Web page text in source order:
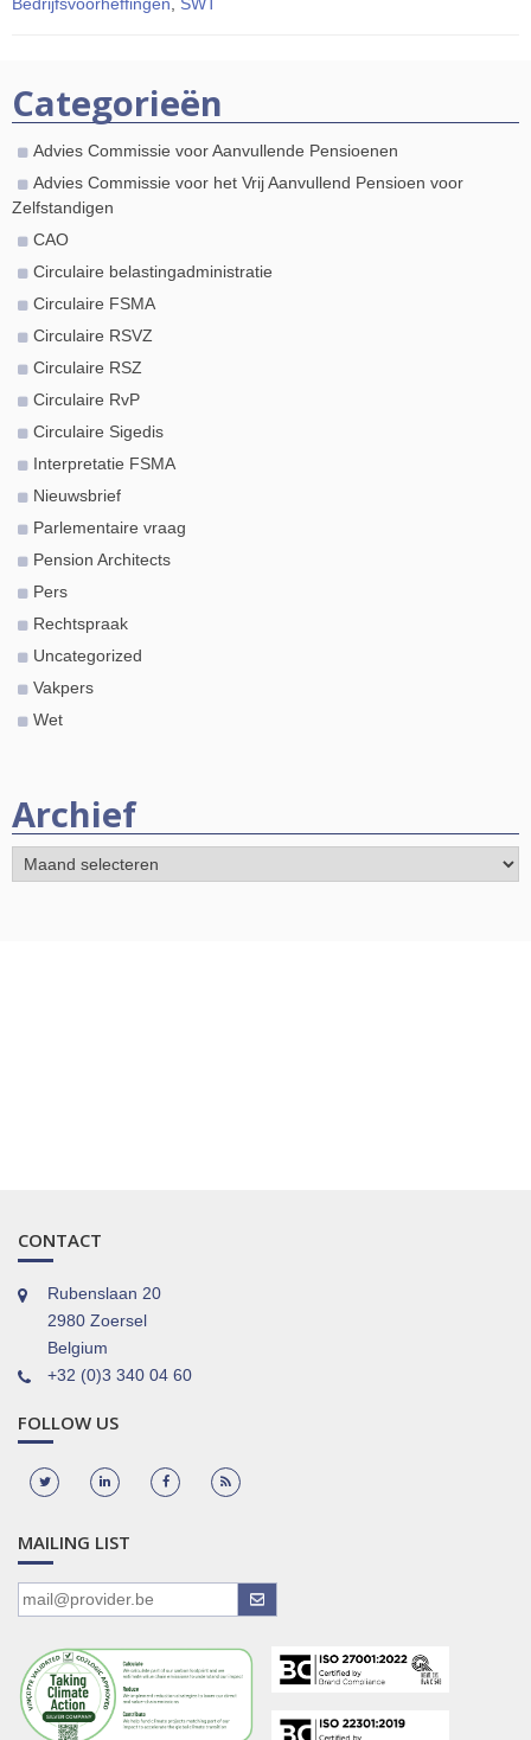
Categorieën
Advies Commissie voor Aanvullende Pensioenen
Advies Commissie voor het Vrij Aanvullend Pensioen voor
Zelfstandigen
CAO
Circulaire belastingadministratie
Circulaire FSMA
Circulaire RSVZ
Circulaire RSZ
Circulaire RvP
Circulaire Sigedis
Interpretatie FSMA
Nieuwsbrief
Parlementaire vraag
Pension Architects
Pers
Rechtspraak
Uncategorized
Vakpers
Wet
Archief
Archief
CONTACT
Rubenslaan 20
2980 Zoersel
Belgium
+32 (0)3 340 04 60
FOLLOW US
MAILING LIST